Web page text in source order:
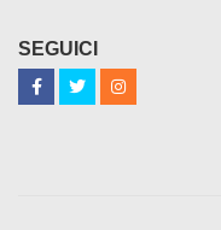
SEGUICI